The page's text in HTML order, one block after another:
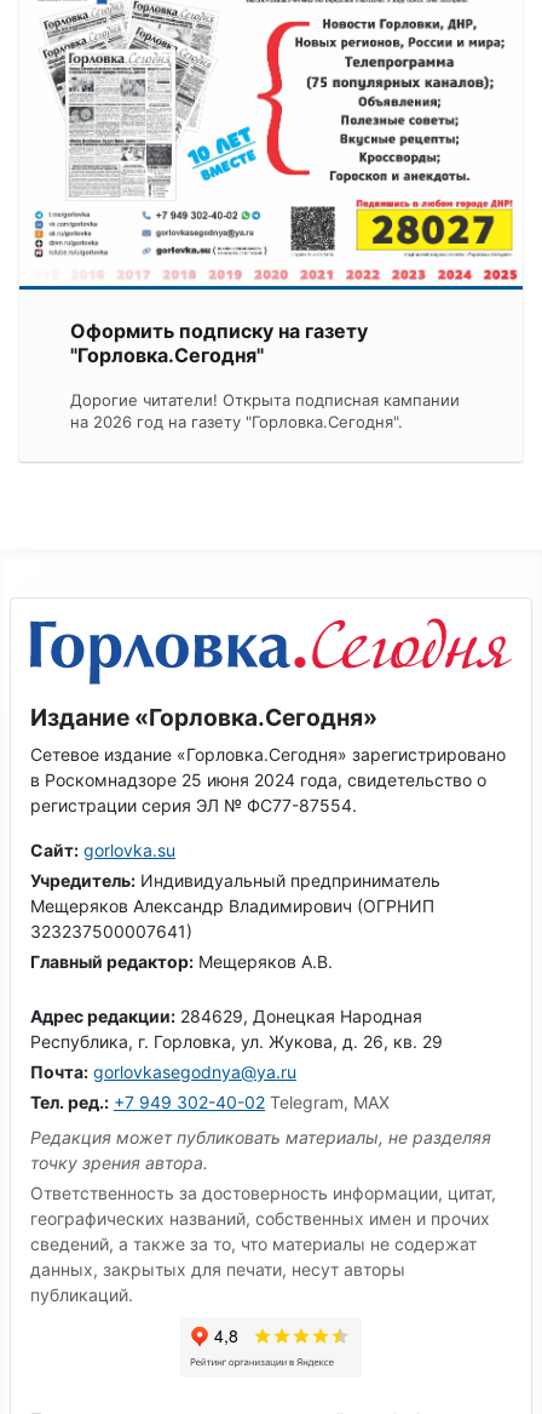
Оформить подписку на газету
"Горловка.Сегодня"
Дорогие читатели! Открыта подписная кампании
на 2026 год на газету "Горловка.Сегодня".
Издание «Горловка.Сегодня»
Сетевое издание «Горловка.Сегодня» зарегистрировано
в Роскомнадзоре 25 июня 2024 года, свидетельство о
регистрации серия ЭЛ № ФС77-87554.
Сайт: gorlovka.su
Учредитель: Индивидуальный предприниматель
Мещеряков Александр Владимирович (ОГРНИП
323237500007641)
Главный редактор: Мещеряков А.В.
Адрес редакции: 284629, Донецкая Народная
Республика, г. Горловка, ул. Жукова, д. 26, кв. 29
Почта: gorlovkasegodnya@ya.ru
Тел. ред.: +7 949 302-40-02 Telegram, MAX
Редакция может публиковать материалы, не разделяя
точку зрения автора.
Ответственность за достоверность информации, цитат,
географических названий, собственных имен и прочих
сведений, а также за то, что материалы не содержат
данных, закрытых для печати, несут авторы
публикаций.